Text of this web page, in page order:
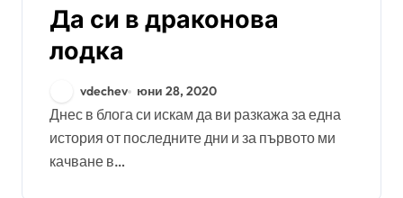
Да си в драконова
лодка
vdechev юни 28, 2020
Днес в блога си искам да ви разкажа за една
история от последните дни и за първото ми
качване в…